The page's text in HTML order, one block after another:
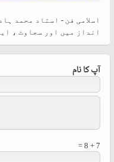
اسلامی فن - استاد محمد
انداز میں اور سجاوٹ ،
آپ کا نام
7 + 8 =